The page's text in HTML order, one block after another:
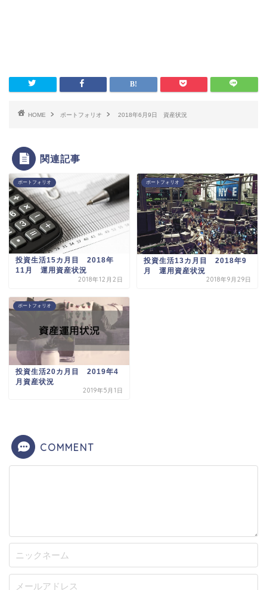
HOME ポートフォリオ 2018年6月9日 資産状況
関連記事
ポートフォリオ
投資生活15カ月目 2018年
11月 運用資産状況
2018年12月2日
ポートフォリオ
投資生活13カ月目 2018年9
月 運用資産状況
2018年9月29日
ポートフォリオ
投資生活20カ月目 2019年4
月資産状況
2019年5月1日
COMMENT